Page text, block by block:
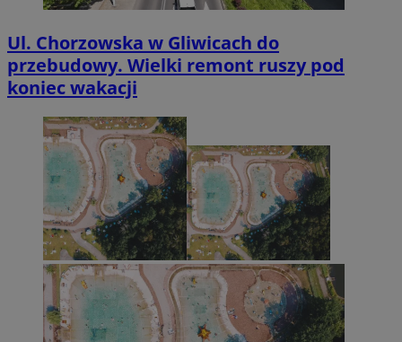
Ul. Chorzowska w Gliwicach do
przebudowy. Wielki remont ruszy pod
koniec wakacji